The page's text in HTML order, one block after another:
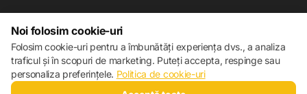
Noi folosim cookie-uri
Folosim cookie-uri pentru a îmbunătăți experiența dvs., a analiza
traficul și în scopuri de marketing. Puteți accepta, respinge sau
personaliza preferințele. Politica de cookie-uri